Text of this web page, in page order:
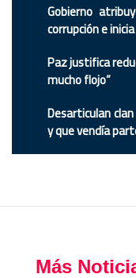
Gobierno
corrupción e
Paz justifica
mucho flojo”
Desarticulan
y que vendía
Más